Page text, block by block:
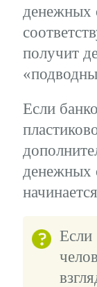
денежных
получит
Если
денежных
Если